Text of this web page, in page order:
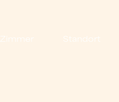
Zimmer Standort